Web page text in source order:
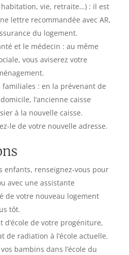
habitation, vie, retraite…) : il est
lettre recommandée avec AR,
du logement.
et le médecin : au même
vous aviserez votre
familiales : en la prévenant de
l’ancienne caisse
à la nouvelle caisse.
le de votre nouvelle adresse.
enfants, renseignez-vous pour
avec une assistante
de votre nouveau logement
tôt.
d’école de votre progéniture,
de radiation à l’école actuelle.
bambins dans l’école du